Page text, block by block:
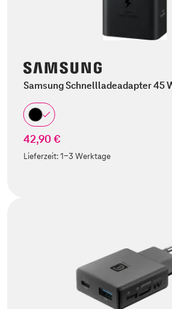
Samsung Schnellladeadapter 45
42,90 €
Lieferzeit:1-3 Werktage